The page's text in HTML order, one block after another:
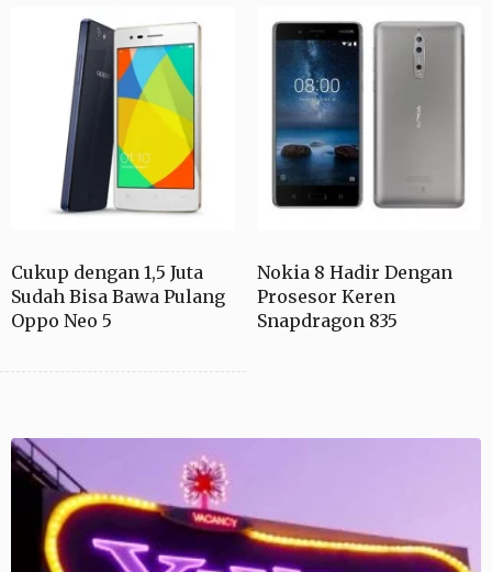
Cukup dengan 1,5 Juta
Sudah Bisa Bawa Pulang
Oppo Neo 5
Nokia 8 Hadir Dengan
Prosesor Keren
Snapdragon 835